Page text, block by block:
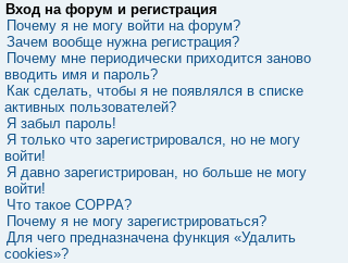
Вход на форум и регистрация
Почему я не могу войти на форум?
Зачем вообще нужна регистрация?
Почему мне периодически приходится заново
вводить имя и пароль?
Как сделать, чтобы я не появлялся в списке
активных пользователей?
Я забыл пароль!
Я только что зарегистрировался, но не могу
войти!
Я давно зарегистрирован, но больше не могу
войти!
Что такое COPPA?
Почему я не могу зарегистрироваться?
Для чего предназначена функция «Удалить
cookies»?